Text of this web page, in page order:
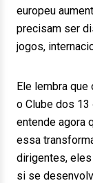
europeu
precisam ser
jogos,
Ele lembra que
o Clube dos 13
entende agora
essa
dirigentes, eles
si se